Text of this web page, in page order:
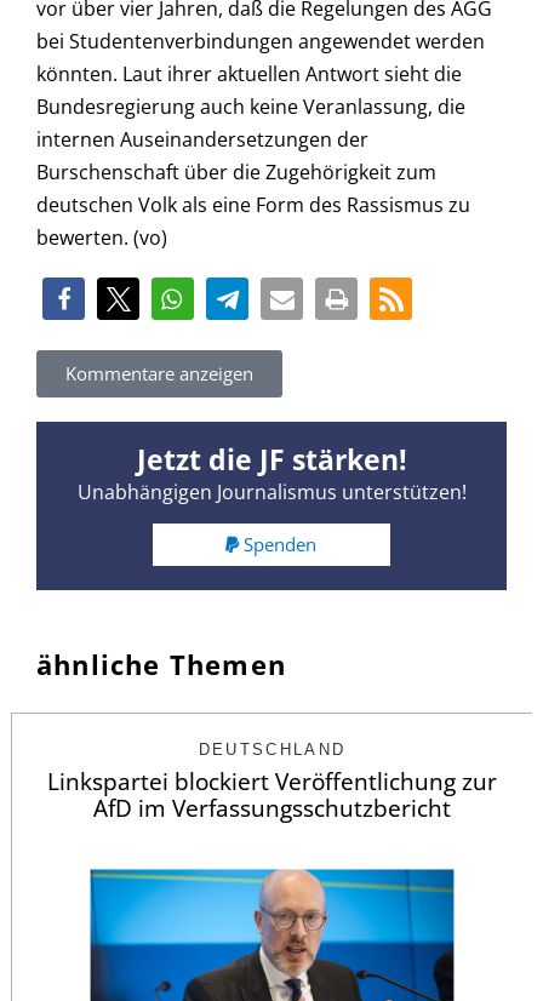
vor über vier Jahren, daß die Regelungen des AGG
bei Studentenverbindungen angewendet werden
könnten. Laut ihrer aktuellen Antwort sieht die
Bundesregierung auch keine Veranlassung, die
internen Auseinandersetzungen der
Burschenschaft über die Zugehörigkeit zum
deutschen Volk als eine Form des Rassismus zu
bewerten. (vo)
Kommentare anzeigen
Jetzt die JF stärken!
Unabhängigen Journalismus unterstützen!
Spenden
ähnliche Themen
DEUTSCHLAND
Linkspartei blockiert Veröffentlichung zur
AfD im Verfassungsschutzbericht